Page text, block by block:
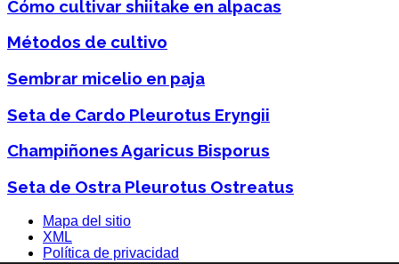
Cómo cultivar shiitake en alpacas
Métodos de cultivo
Sembrar micelio en paja
Seta de Cardo Pleurotus Eryngii
Champiñones Agaricus Bisporus
Seta de Ostra Pleurotus Ostreatus
Mapa del sitio
XML
Política de privacidad